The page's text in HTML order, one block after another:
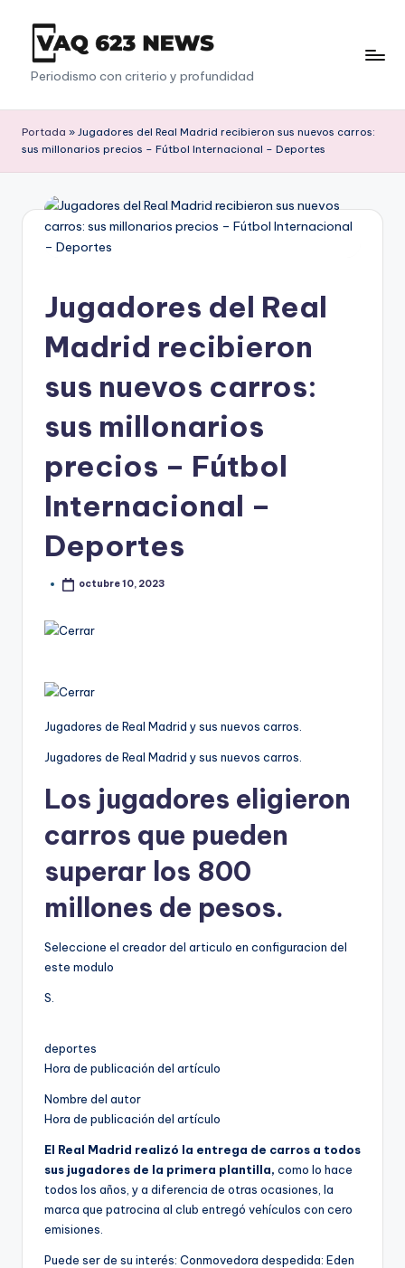
Saltar
contenido
V
a
q
6
3
Periodismo con criterio y profundidad
Portada » Jugadores del Real Madrid recibieron sus nuevos carros:
sus millonarios precios – Fútbol Internacional – Deportes
Jugadores del Real
Madrid recibieron
sus nuevos carros:
sus millonarios
precios – Fútbol
Internacional –
Deportes
octubre 10, 2023
Jugadores de Real Madrid y sus nuevos carros.
Jugadores de Real Madrid y sus nuevos carros.
Los jugadores eligieron
carros que pueden
superar los 800
millones de pesos.
Seleccione el creador del articulo en configuracion del
este modulo
S.
deportes
Hora de publicación del artículo
Nombre del autor
Hora de publicación del artículo
El Real Madrid realizó la entrega de carros a todos
sus jugadores de la primera plantilla, como lo hace
todos los años, y a diferencia de otras ocasiones, la
marca que patrocina al club entregó vehículos con cero
emisiones.
Puede ser de su interés: Conmovedora despedida: Eden